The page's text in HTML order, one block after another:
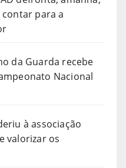
para a
da Guarda recebe
Nacional
à associação
valorizar os